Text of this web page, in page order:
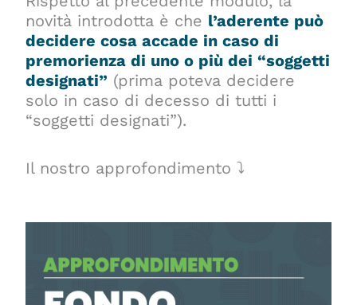
novità introdotta è che l’aderente può
decidere cosa accade in caso di
premorienza di uno o più dei “soggetti
designati” (prima poteva decidere
solo in caso di decesso di tutti i
“soggetti designati”).
Il nostro approfondimento ⤵️